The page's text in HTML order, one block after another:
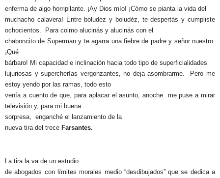
enferma de algo horripilante. ¡Ay Dios mío! ¡Cómo se pianta la vida del
muchacho calavera! Entre boludéz y boludéz, te despertás y cumpliste
ochocientos.
Para colmo alucinás y alucinás con el
chaboncito de Superman y te agarra una fiebre de padre y señor nuestro.
¡Qué
bárbaro! Mi capacidad e inclinación hacia todo tipo de superficialidades
lujuriosas y supercherías vergonzantes, no deja asombrarme.
Pero me
estoy yendo por las ramas, todo esto
venía a cuento de que, para aplacar el asunto, anoche
me puse a mirar
televisión y, para mi buena
sorpresa,
enganché el lanzamiento de la
nueva tira del trece Farsantes.
La tira la va de un estudio
de abogados con límites morales medio “desdibujados” que se dedica a